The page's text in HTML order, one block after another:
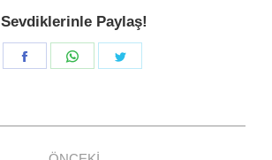
Sevdiklerinle Paylaş!
Share
Share